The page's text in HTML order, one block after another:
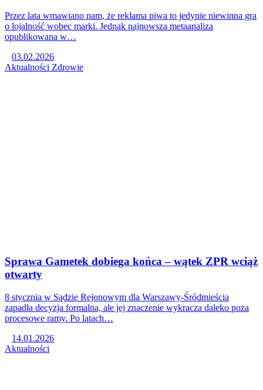
Przez lata wmawiano nam, że reklama piwa to jedynie niewinna gra
o lojalność wobec marki. Jednak najnowsza metaanaliza
opublikowana w…
03.02.2026
Aktualności Zdrowie
Sprawa Gametek dobiega końca – wątek ZPR wciąż
otwarty
8 stycznia w Sądzie Rejonowym dla Warszawy-Śródmieścia
zapadła decyzja formalna, ale jej znaczenie wykracza daleko poza
procesowe ramy. Po latach…
14.01.2026
Aktualności